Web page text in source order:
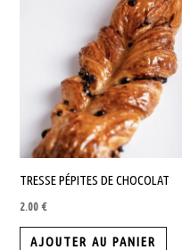
TRESSE PÉPITES DE CHOCOLAT
2.00€
AJOUTER AU PANIER